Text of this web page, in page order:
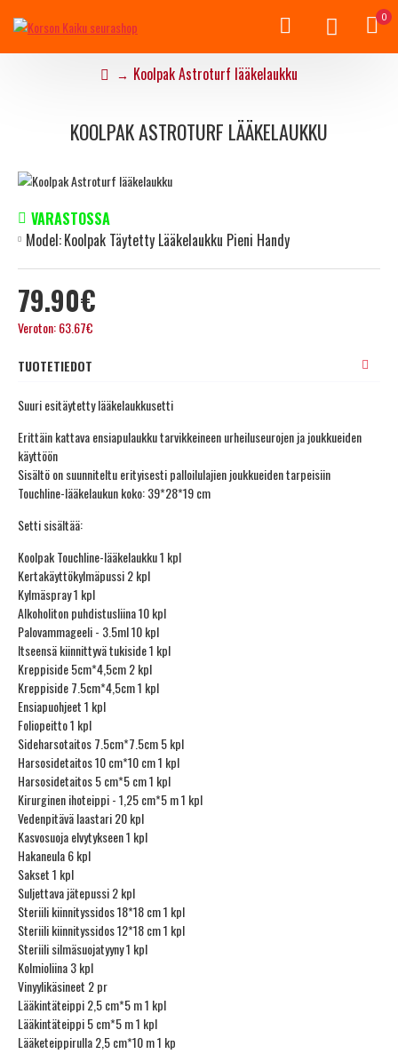
0
Koolpak Astroturf lääkelaukku
KOOLPAK ASTROTURF LÄÄKELAUKKU
79.90€
Veroton: 63.67€
VARASTOSSA
Model:Koolpak Täytetty Lääkelaukku Pieni Handy
TUOTETIEDOT
Suuri esitäytetty lääkelaukkusetti
Erittäin kattava ensiapulaukku tarvikkeineen urheiluseurojen ja joukkueiden
käyttöön
Sisältö on suunniteltu erityisesti palloilulajien joukkueiden tarpeisiin
Touchline-lääkelaukun koko: 39*28*19 cm
Setti sisältää:
Koolpak Touchline-lääkelaukku 1 kpl
Kertakäyttökylmäpussi 2 kpl
Kylmäspray 1 kpl
Alkoholiton puhdistusliina 10 kpl
Palovammageeli - 3.5ml 10 kpl
Itseensä kiinnittyvä tukiside 1 kpl
Kreppiside 5cm*4,5cm 2 kpl
Kreppiside 7.5cm*4,5cm 1 kpl
Ensiapuohjeet 1 kpl
Foliopeitto 1 kpl
Sideharsotaitos 7.5cm*7.5cm 5 kpl
Harsosidetaitos 10 cm*10 cm 1 kpl
Harsosidetaitos 5 cm*5 cm 1 kpl
Kirurginen ihoteippi - 1,25 cm*5 m 1 kpl
Vedenpitävä laastari 20 kpl
Kasvosuoja elvytykseen 1 kpl
Hakaneula 6 kpl
Sakset 1 kpl
Suljettava jätepussi 2 kpl
Steriili kiinnityssidos 18*18 cm 1 kpl
Steriili kiinnityssidos 12*18 cm 1 kpl
Steriili silmäsuojatyyny 1 kpl
Kolmioliina 3 kpl
Vinyylikäsineet 2 pr
Lääkintäteippi 2,5 cm*5 m 1 kpl
Lääkintäteippi 5 cm*5 m 1 kpl
Lääketeippirulla 2,5 cm*10 m 1 kp